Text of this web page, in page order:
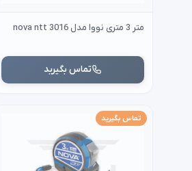
متر 3 متری نووا مدل nova ntt 3016
تماس بگیرید
تماس بگیرید